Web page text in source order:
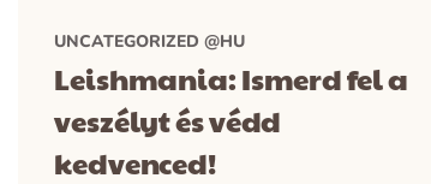
UNCATEGORIZED @HU
Leishmania: Ismerd fel a
veszélyt és védd
kedvenced!